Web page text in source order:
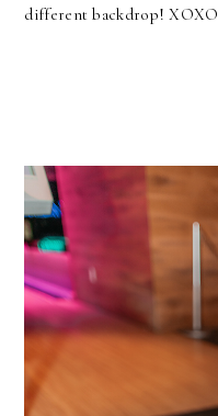
different backdrop! XOXO